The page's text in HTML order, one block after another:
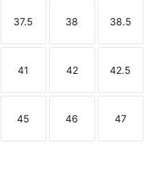
Taglia
37.5
Taglia
38
Taglia
38.5
Taglia
41
Taglia
42
Taglia
42.5
Taglia
45
Taglia
46
Taglia
47